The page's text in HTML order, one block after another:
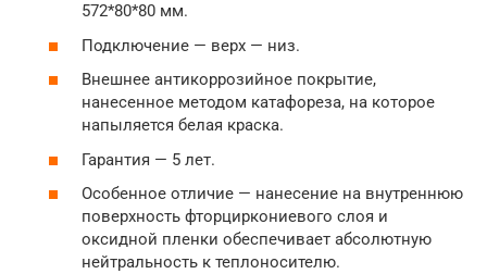
572*80*80 мм.
Подключение — верх — низ.
Внешнее антикоррозийное покрытие,
нанесенное методом катафореза, на которое
напыляется белая краска.
Гарантия — 5 лет.
Особенное отличие — нанесение на внутреннюю
поверхность фторциркониевого слоя и
оксидной пленки обеспечивает абсолютную
нейтральность к теплоносителю.